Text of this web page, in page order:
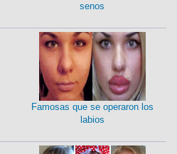
senos
Famosas que se operaron los
labios